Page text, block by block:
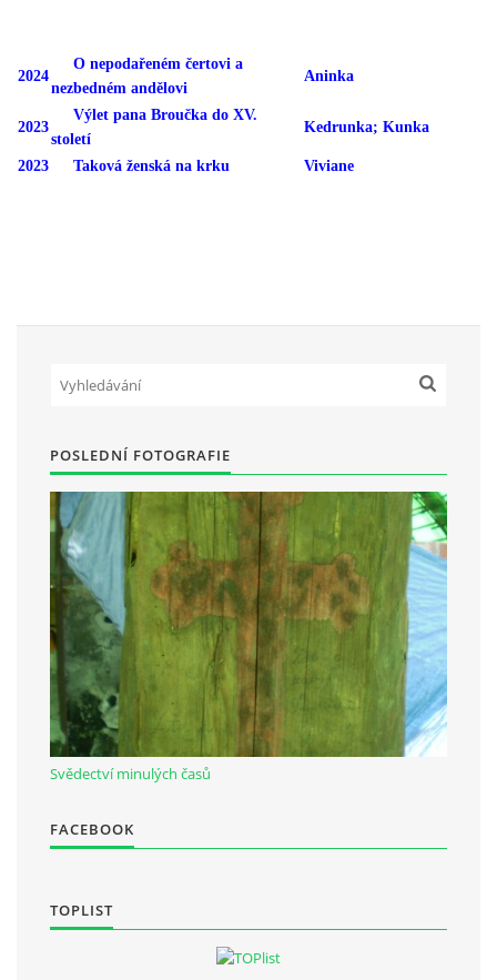
Občanská vzdělávací jednota "Komenský" v Choceradech z.s.
Chocerady 4
IČ: 498 28 614
2024
O nepodařeném čertovi a
nezbedném andělovi
Aninka
2023
Výlet pana Broučka do XV.
století
Kedrunka; Kunka
2023 Taková ženská na krku Viviane
POSLEDNÍ FOTOGRAFIE
Svědectví minulých časů
FACEBOOK
TOPLIST